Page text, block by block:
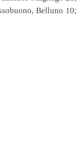
Belluno 10;